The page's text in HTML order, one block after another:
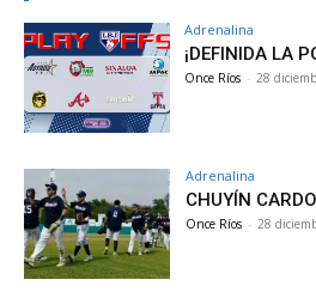
Adrenalina
¡DEFINIDA LA
Once Ríos - 28
Adrenalina
CHUYÍN
Once Ríos - 28